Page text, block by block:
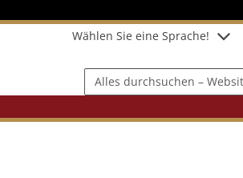
Wählen Sie eine Sprache!
Alles durchsuchen – Website,